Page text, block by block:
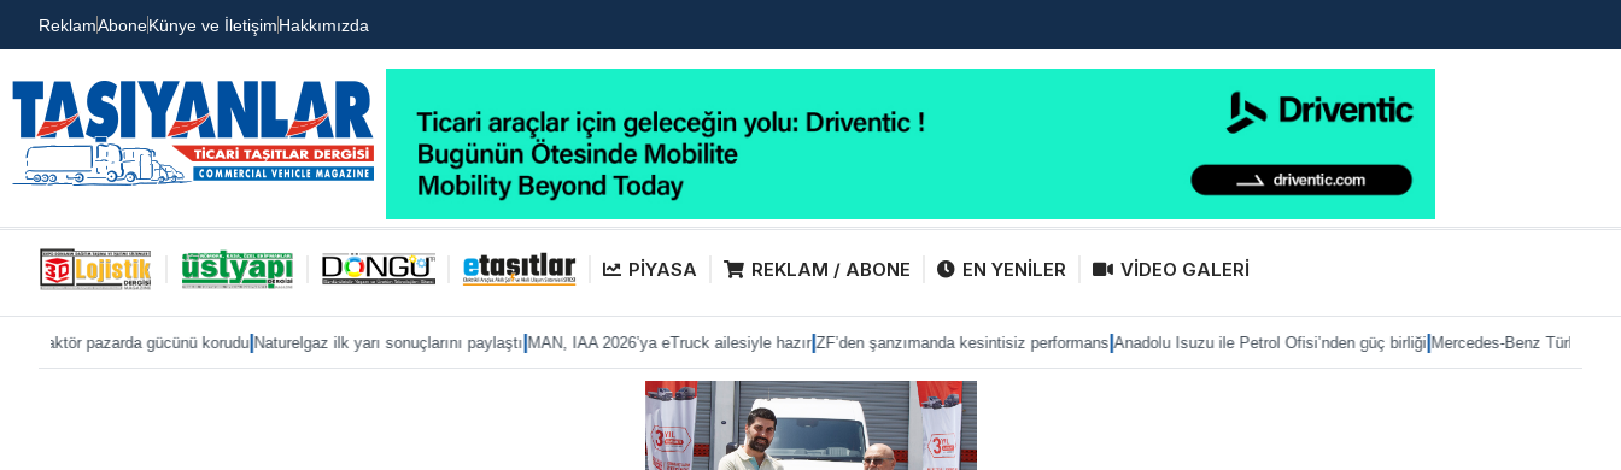
ReklamAboneKünye ve İletişimHakkımızda
PİYASA REKLAM / ABONE EN YENİLER VİDEO GALERİ
korudu| Naturelgaz ilk yarı sonuçlarını paylaştı |MAN, IAA 2026’ya eTruck ailesiyle hazır|ZF’den şanzımanda kesintisiz performans|Anadolu Isuzu ile Petrol Ofisi’nden güç birliği|Mercedes-Benz Türk’te Heiko Selzam göreve